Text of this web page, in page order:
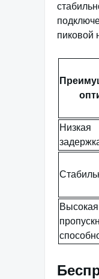
пиковой
Низкая
Высокая